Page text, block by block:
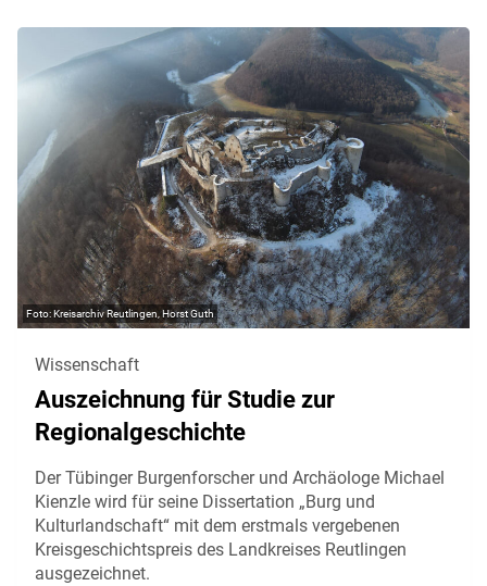
Kreisarchiv Reutlingen, Horst Guth
Wissenschaft
Auszeichnung für Studie zur
Regionalgeschichte
Der Tübinger Burgenforscher und Archäologe Michael
Kienzle wird für seine Dissertation „Burg und
Kulturlandschaft“ mit dem erstmals vergebenen
Kreisgeschichtspreis des Landkreises Reutlingen
ausgezeichnet.